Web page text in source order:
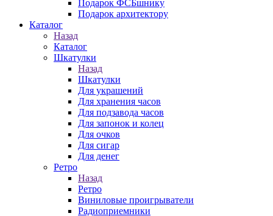
Подарок ФСБшнику
Подарок архитектору
Каталог
Назад
Каталог
Шкатулки
Назад
Шкатулки
Для украшений
Для хранения часов
Для подзавода часов
Для запонок и колец
Для очков
Для сигар
Для денег
Ретро
Назад
Ретро
Виниловые проигрыватели
Радиоприемники